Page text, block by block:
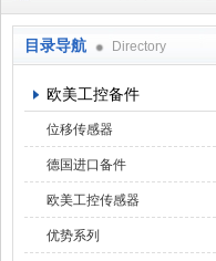
目录导航 Directory
欧美工控备件
位移传感器
德国进口备件
欧美工控传感器
优势系列